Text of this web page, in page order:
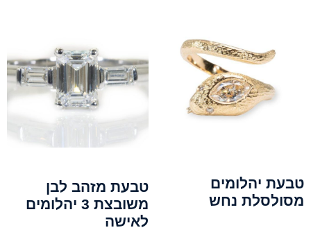
טבעת יהלומים
מסולסלת נחש
טבעת מזהב לבן
משובצת 3 יהלומים
לאישה